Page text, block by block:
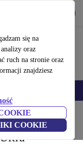
się na
oraz
ruch na stronie oraz
znajdziesz
COOKIE
Komputery Lenovo